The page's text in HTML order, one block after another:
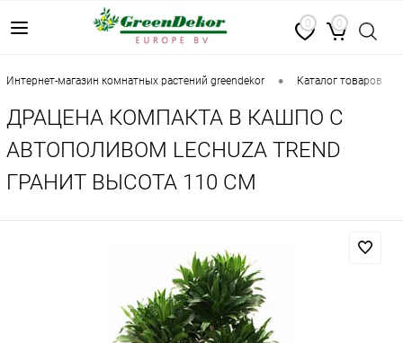
0 0
интернет-магазин комнатных растений greendekor • каталог товаров
ДРАЦЕНА КОМПАКТА В КАШПО С
АВТОПОЛИВОМ LECHUZA TREND
ГРАНИТ ВЫСОТА 110 СМ